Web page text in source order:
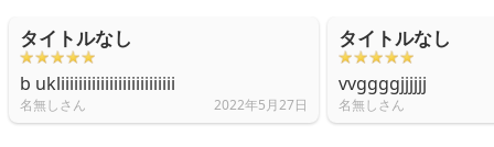
タイトルなし
b ukliiiiiiiiiiiiiiiiiiiiiiiiii
名無しさん 2022年5月27日
タイトルなし
vvggggjjjjjj
名無しさん